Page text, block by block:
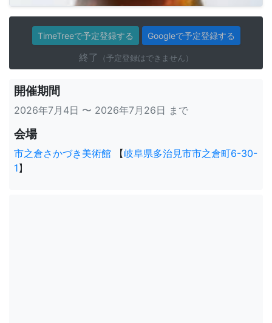
TimeTreeで予定登録する Googleで予定登録する
終了 （予定登録はできません）
開催期間
2026年7月4日 〜 2026年7月26日 まで
会場
市之倉さかづき美術館 【岐阜県多治見市市之倉町6-30-
1】